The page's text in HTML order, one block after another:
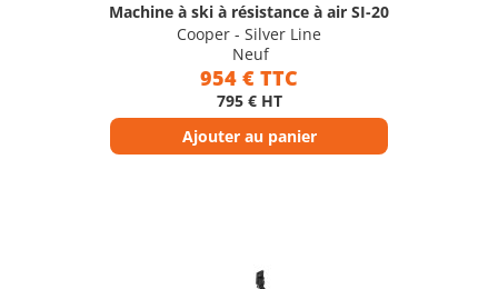
Machine à ski à résistance à air SI-20
Cooper - Silver Line
Neuf
954 € TTC
795 € HT
Ajouter au panier